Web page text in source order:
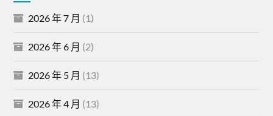
2026 年 7 月 (1)
2026 年 6 月 (2)
2026 年 5 月 (13)
2026 年 4 月 (13)